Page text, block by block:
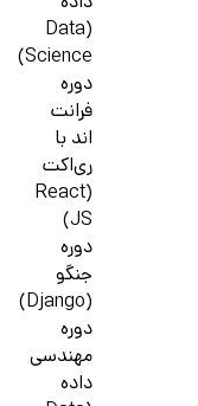
(Data
Science)
دوره
فرانت
اند با
ری‌اکت
(React
JS)
دوره
جنگو
(Django)
دوره
مهندسی
داده